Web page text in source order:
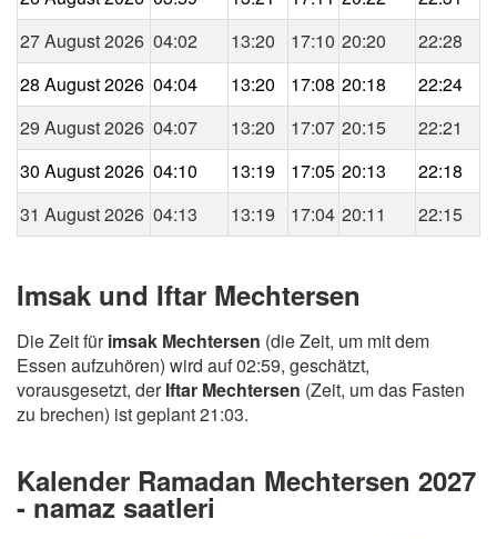
27 August 2026 04:02 13:20 17:10 20:20
22:28
28 August 2026 04:04 13:20 17:08 20:18
22:24
29 August 2026 04:07 13:20 17:07 20:15
22:21
30 August 2026 04:10 13:19 17:05 20:13
22:18
31 August 2026 04:13 13:19 17:04 20:11 22:15
Imsak und Iftar Mechtersen
Die Zeit fürimsak Mechtersen (die Zeit, um mit dem
Essen aufzuhören) wird auf 02:59, geschätzt,
vorausgesetzt, derIftar Mechtersen (Zeit, um das Fasten
zu brechen) ist geplant 21:03.
Kalender Ramadan Mechtersen 2027
- namaz saatleri